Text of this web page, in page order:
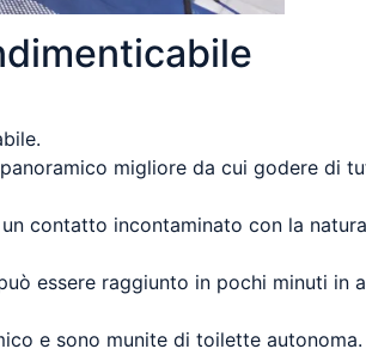
migliore da cui godere di
contatto incontaminato con la
essere raggiunto in pochi minuti
e sono munite di toilette